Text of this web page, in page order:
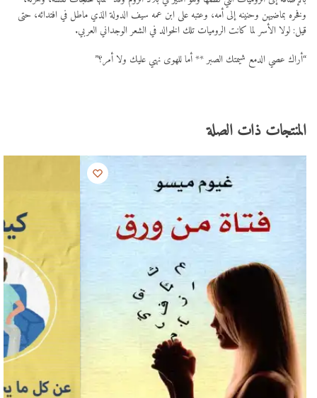
وفخره بماضيهن وحنينه إلى أمه، وعتبه على ابن عمه سيف الدولة الذي ماطل في افتدائه، حتى
قيل: لولا الأسر لما كانت الروميات تلك الخوالد في الشعر الوجداني العربي.
“أراك عصي الدمع شيمتك الصبر ** أما للهوى نهي عليك ولا أمر؟”
المنتجات ذات الصلة